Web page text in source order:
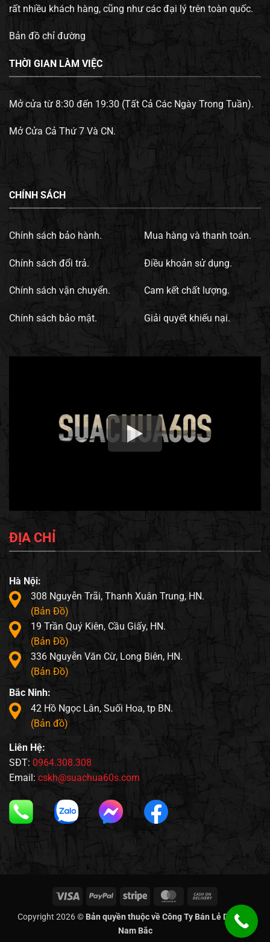
rất nhiều khách hàng, cũng như các đại lý trên toàn quốc.
Bản đồ chỉ đường
THỜI GIAN LÀM VIỆC
Mở cửa từ 8:30 đến 19:30 (Tất Cả Các Ngày Trong Tuần).
Mở Cửa Cả Thứ 7 Và CN.
CHÍNH SÁCH
Chính sách bảo hành.
Chính sách đổi trả.
Chính sách vận chuyển.
Chính sách bảo mật.
Mua hàng và thanh toán.
Điều khoản sử dụng.
Cam kết chất lượng.
Giải quyết khiếu nại.
ĐỊA CHỈ
Hà Nội:
308 Nguyễn Trãi, Thanh Xuân Trung, HN.
(Bản Đồ)
19 Trần Quý Kiên, Cầu Giấy, HN.
(Bản Đồ)
336 Nguyễn Văn Cừ, Long Biên, HN.
(Bản Đồ)
Bắc Ninh:
42 Hồ Ngọc Lân, Suối Hoa, tp BN.
(Bản đồ)
Liên Hệ:
SĐT: 0964.308.308
Email: cskh@suachua60s.com
Visa PayPal Stripe MasterCard
Delivery
Copyright 2026 © Bản quyền thuộc về Công Ty Bán Lẻ Di Động
Nam Bắc